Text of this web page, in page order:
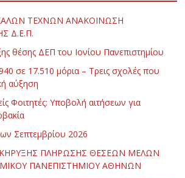
ΤΕΧΝΩΝ ΑΝΑΚΟΙΝΩΣΗ
Δ.Ε.Π.
θέσης ΔΕΠ του Ιονίου Πανεπιστημίου
σε 17.510 μόρια – Τρεις σχολές που
αύξηση
Φοιτητές: Υποβολή αιτήσεων για
Σεπτεμβρίου 2026
ΠΛΗΡΩΣΗΣ ΘΕΣΕΩΝ ΜΕΛΩΝ
ΠΑΝΕΠΙΣΤΗΜΙΟΥ ΑΘΗΝΩΝ